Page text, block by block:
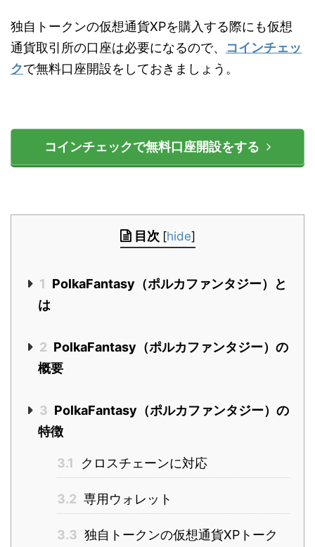
独自トークンの仮想通貨XPを購入する際にも仮想
通貨取引所の口座は必要になるので、 コインチェッ
クで無料口座開設をしておきましょう。
コインチェックで無料口座開設をする
目次 [hide]
1 PolkaFantasy（ポルカファンタジー）と
は
2 PolkaFantasy（ポルカファンタジー）の
概要
3 PolkaFantasy（ポルカファンタジー）の
特徴
3.1 クロスチェーンに対応
3.2 専用ウォレット
3.3 独自トークンの仮想通貨XPトーク